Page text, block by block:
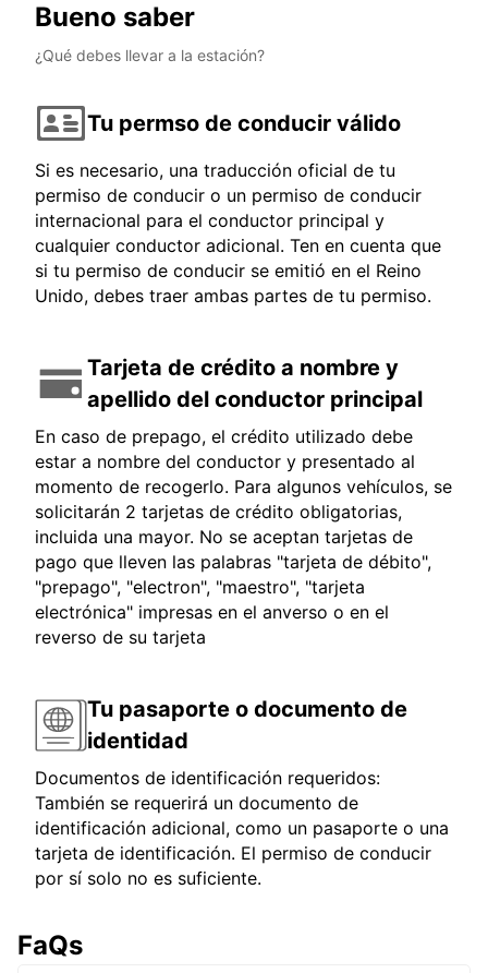
Bueno saber
¿Qué debes llevar a la estación?
Tu permso de conducir válido
Si es necesario, una traducción oficial de tu
permiso de conducir o un permiso de conducir
internacional para el conductor principal y
cualquier conductor adicional. Ten en cuenta que
si tu permiso de conducir se emitió en el Reino
Unido, debes traer ambas partes de tu permiso.
Tarjeta de crédito a nombre y
apellido del conductor principal
En caso de prepago, el crédito utilizado debe
estar a nombre del conductor y presentado al
momento de recogerlo. Para algunos vehículos, se
solicitarán 2 tarjetas de crédito obligatorias,
incluida una mayor. No se aceptan tarjetas de
pago que lleven las palabras "tarjeta de débito",
"prepago", "electron", "maestro", "tarjeta
electrónica" impresas en el anverso o en el
reverso de su tarjeta
Tu pasaporte o documento de
identidad
Documentos de identificación requeridos:
También se requerirá un documento de
identificación adicional, como un pasaporte o una
tarjeta de identificación. El permiso de conducir
por sí solo no es suficiente.
FaQs